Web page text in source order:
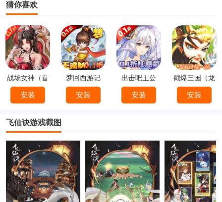
猜你喜欢
战场女神（首
续0.1折）
安装
梦回西游记
（0.1折）
安装
出击吧主公
（0.1折）
安装
戳爆三国（龙
婿叫你0.1折）
安装
飞仙诀游戏截图